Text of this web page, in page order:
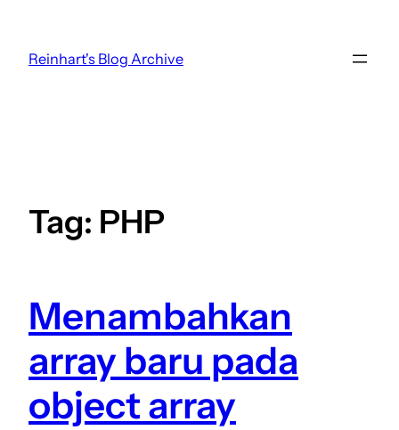
content
Reinhart's Blog Archive
Tag: PHP
Menambahkan
array baru pada
object array